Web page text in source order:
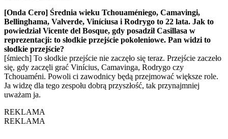
[Onda Cero] Średnia wieku Tchouaméniego, Camavingi,
Bellinghama, Valverde, Viníciusa i Rodrygo to 22 lata. Jak to
powiedział Vicente del Bosque, gdy posadził Casillasa w
reprezentacji: to słodkie przejście pokoleniowe. Pan widzi to
słodkie przejście?
[śmiech] To słodkie przejście nie zaczęło się teraz. Przejście zaczeło
się, gdy zaczęli grać Vinícius, Camavinga, Rodrygo czy
Tchouaméni. Powoli ci zawodnicy będą przejmować większe role.
Ja widzę dla tego zespołu dobrą przyszłość, tak przynajmniej
uważam ja.
REKLAMA
REKLAMA